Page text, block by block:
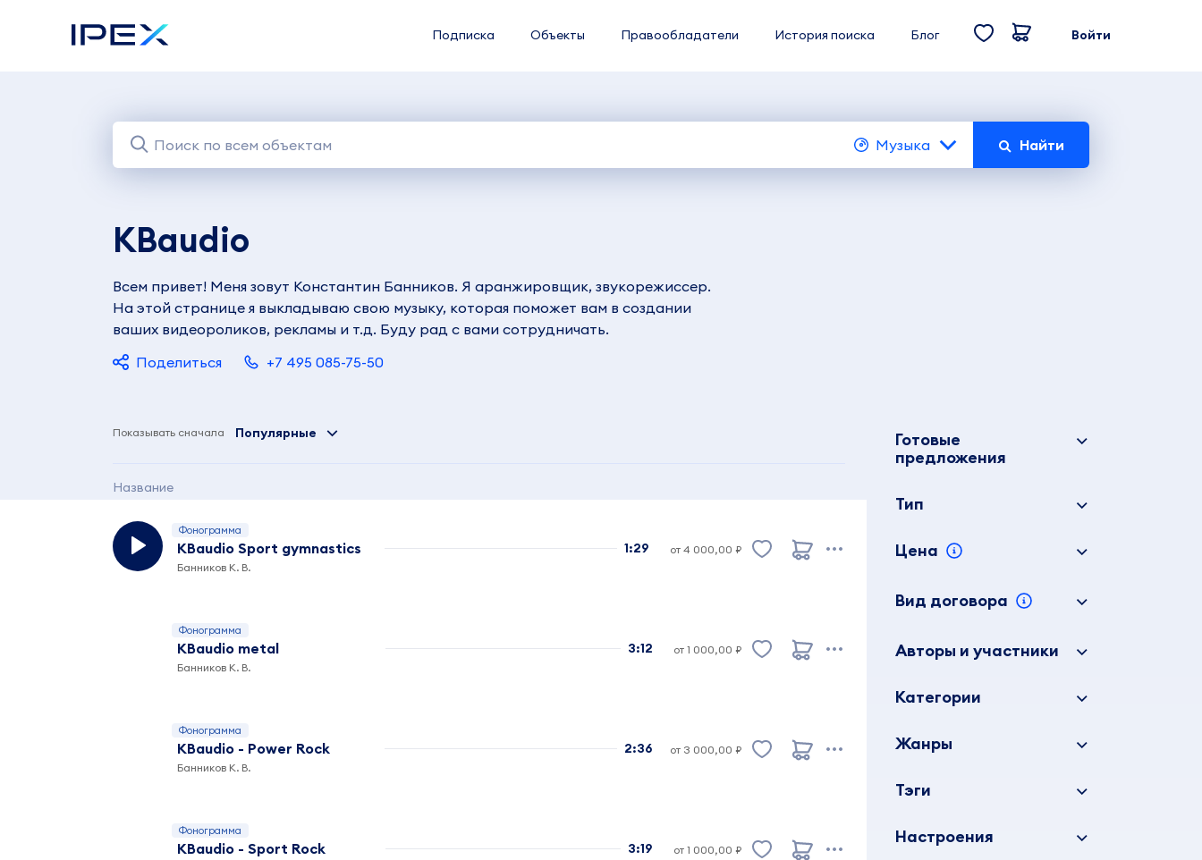
Подписка Объекты Правообладатели История поиска Блог Войти
Музыка Найти
KBaudio
Всем привет! Меня зовут Константин Банников. Я аранжировщик, звукорежиссер.
На этой странице я выкладываю свою музыку, которая поможет вам в создании
ваших видеороликов, рекламы и т.д. Буду рад с вами сотрудничать.
Поделиться
+7 495 085-75-50
Показывать сначала Популярные
Название
Фонограмма
KBaudio Sport gymnastics
Банников К. В.
1:29 от 4 000,00 ₽
Фонограмма
KBaudio metal
Банников К. В.
3:12 от 1 000,00 ₽
Фонограмма
KBaudio - Power Rock
Банников К. В.
2:36 от 3 000,00 ₽
Фонограмма
KBaudio - Sport Rock 3:19 от 1 000,00 ₽
Готовые
предложения
Тип
Цена
Вид договора
Авторы и участники
Категории
Жанры
Тэги
Настроения